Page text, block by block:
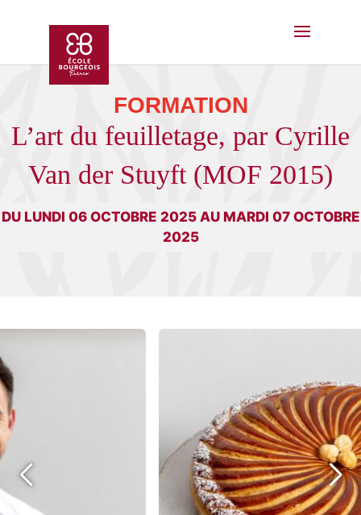
FORMATION
L’art du feuilletage, par Cyrille
Van der Stuyft (MOF 2015)
DU LUNDI 06 OCTOBRE 2025 AU MARDI 07 OCTOBRE
2025